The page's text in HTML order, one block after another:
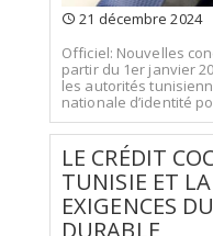
21 décembre 2024
Officiel: Nouvelles
partir du 1er janvier
les autorités
nationale d’identité
LE CRÉDIT
TUNISIE ET
EXIGENCES
DURABLE